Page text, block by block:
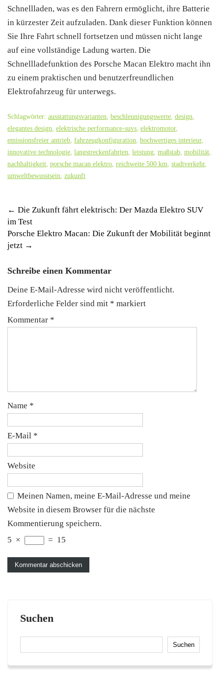
Schnellladen, was es den Fahrern ermöglicht, ihre Batterie
in kürzester Zeit aufzuladen. Dank dieser Funktion können
Sie Ihre Fahrt schnell fortsetzen und müssen nicht lange
auf eine vollständige Ladung warten. Die
Schnellladefunktion des Porsche Macan Elektro macht ihn
zu einem praktischen und benutzerfreundlichen
Elektrofahrzeug für unterwegs.
Schlagwörter: ausstattungsvarianten beschleunigungswerte design
elegantes design elektrische performance-suvs elektromotor,
emissionsfreier antrieb fahrzeugkonfiguration hochwertiges interieur,
innovative technologie langstreckenfahrten leistung maßstab mobilität
nachhaltigkeit porsche macan elektro reichweite 500 km stadtverkehr,
umweltbewusstsein zukunft
Post
navigation
← Die Zukunft fährt elektrisch: Der Mazda Elektro SUV
im Test
Porsche Elektro Macan: Die Zukunft der Mobilität beginnt
jetzt →
Schreibe einen Kommentar
Deine E-Mail-Adresse wird nicht veröffentlicht.
Erforderliche Felder sind mit * markiert
Kommentar *
Name *
E-Mail *
Website
Meinen Namen, meine E-Mail-Adresse und meine
Website in diesem Browser für die nächste
Kommentierung speichern.
5 × = 15
Suchen
Suchen